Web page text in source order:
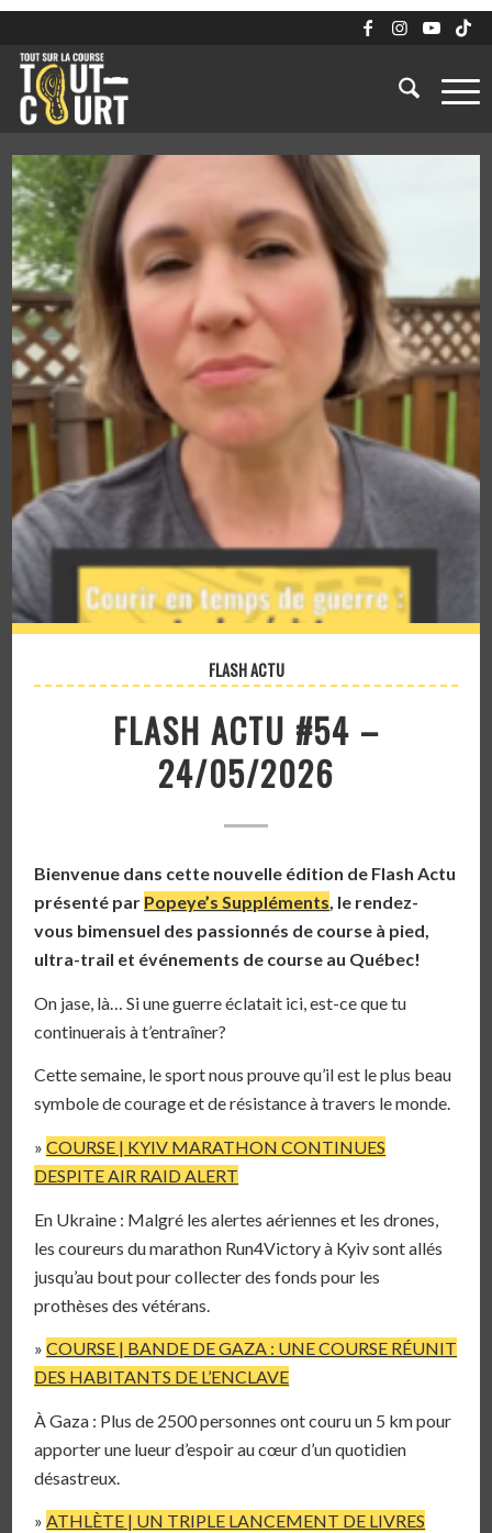
FLASH ACTU
FLASH ACTU #54 –
24/05/2026
Bienvenue dans cette nouvelle édition de Flash Actu
présenté par Popeye’s Suppléments, le rendez-
vous bimensuel des passionnés de course à pied,
ultra-trail et événements de course au Québec!
On jase, là… Si une guerre éclatait ici, est-ce que tu
continuerais à t’entraîner?
Cette semaine, le sport nous prouve qu’il est le plus beau
symbole de courage et de résistance à travers le monde.
»COURSE | KYIV MARATHON CONTINUES
DESPITE AIR RAID ALERT
En Ukraine : Malgré les alertes aériennes et les drones,
les coureurs du marathon Run4Victory à Kyiv sont allés
jusqu’au bout pour collecter des fonds pour les
prothèses des vétérans.
»COURSE | BANDE DE GAZA : UNE COURSE RÉUNIT
DES HABITANTS DE L’ENCLAVE
À Gaza : Plus de 2500 personnes ont couru un 5 km pour
apporter une lueur d’espoir au cœur d’un quotidien
désastreux.
»ATHLÈTE | UN TRIPLE LANCEMENT DE LIVRES